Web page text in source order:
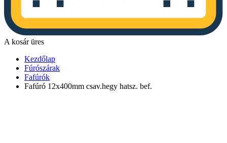
A kosár üres
Kezdőlap
Fúrószárak
Fafúrók
Fafúró 12x400mm csav.hegy hatsz. bef.